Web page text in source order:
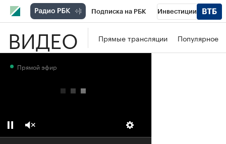
Подписка на РБК Инвестиции
ВИДЕО Прямые трансляции Популярное
Прямой эфир